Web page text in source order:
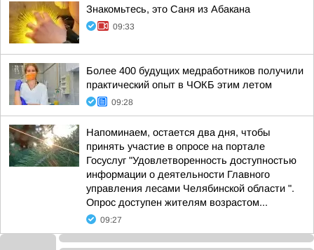
Знакомьтесь, это Саня из Абакана
09:33
Более 400 будущих медработников получили
практический опыт в ЧОКБ этим летом
09:28
Напоминаем, остается два дня, чтобы
принять участие в опросе на портале
Госуслуг "Удовлетворенность доступностью
информации о деятельности Главного
управления лесами Челябинской области ".
Опрос доступен жителям возрастом...
09:27